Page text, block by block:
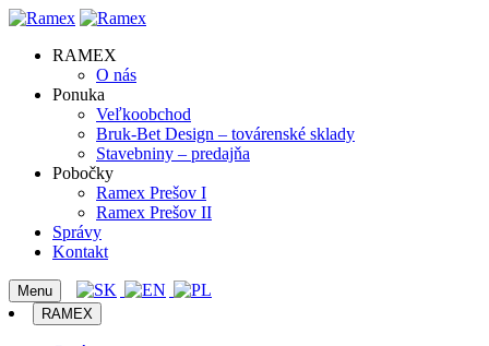
RAMEX
O nás
Ponuka
Veľkoobchod
Bruk-Bet Design – továrenské sklady
Stavebniny – predajňa
Pobočky
Ramex Prešov I
Ramex Prešov II
Správy
Kontakt
Menu
RAMEX